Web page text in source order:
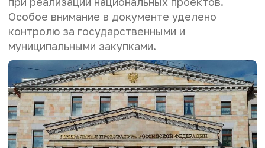
Особое внимание в документе уделено
контролю за государственными и
муниципальными закупками.